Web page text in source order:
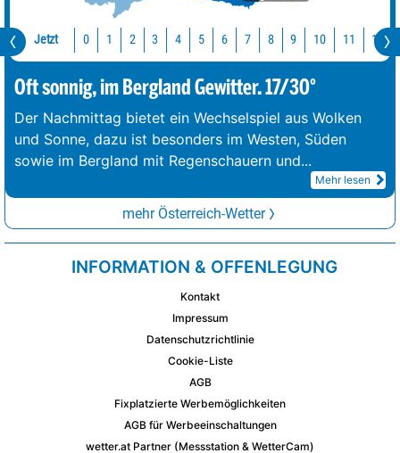
Jetzt 0 1 2 3 4 5 6 7 8 9 10 11 12
Oft sonnig, im Bergland Gewitter. 17/30°
Der Nachmittag bietet ein Wechselspiel aus Wolken
und Sonne, dazu ist besonders im Westen, Süden
sowie im Bergland mit Regenschauern und...
Mehr lesen
mehr Österreich-Wetter
INFORMATION & OFFENLEGUNG
Kontakt
Impressum
Datenschutzrichtlinie
Cookie-Liste
AGB
Fixplatzierte Werbemöglichkeiten
AGB für Werbeeinschaltungen
wetter.at Partner (Messstation & WetterCam)